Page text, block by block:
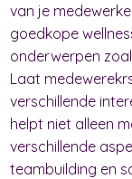
van je
goedkope
onderwerpen
Laat
verschillende
helpt niet alleen
verschillende
teambuilding en